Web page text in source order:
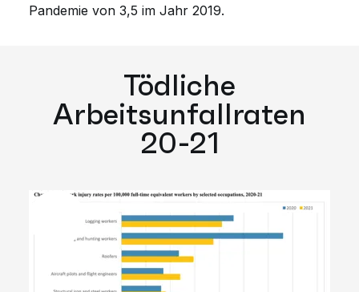
Pandemie von 3,5 im Jahr 2019.
Tödliche
Arbeitsunfallraten
20-21